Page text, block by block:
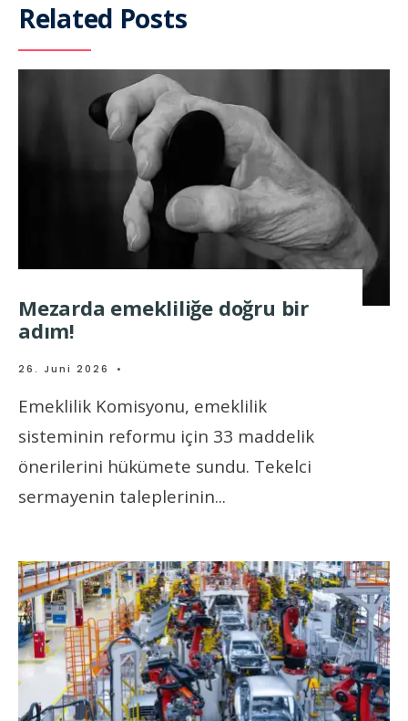
Related Posts
Mezarda emekliliğe doğru bir
adım!
26. Juni 2026 •
Emeklilik Komisyonu, emeklilik
sisteminin reformu için 33 maddelik
önerilerini hükümete sundu. Tekelci
sermayenin taleplerinin...